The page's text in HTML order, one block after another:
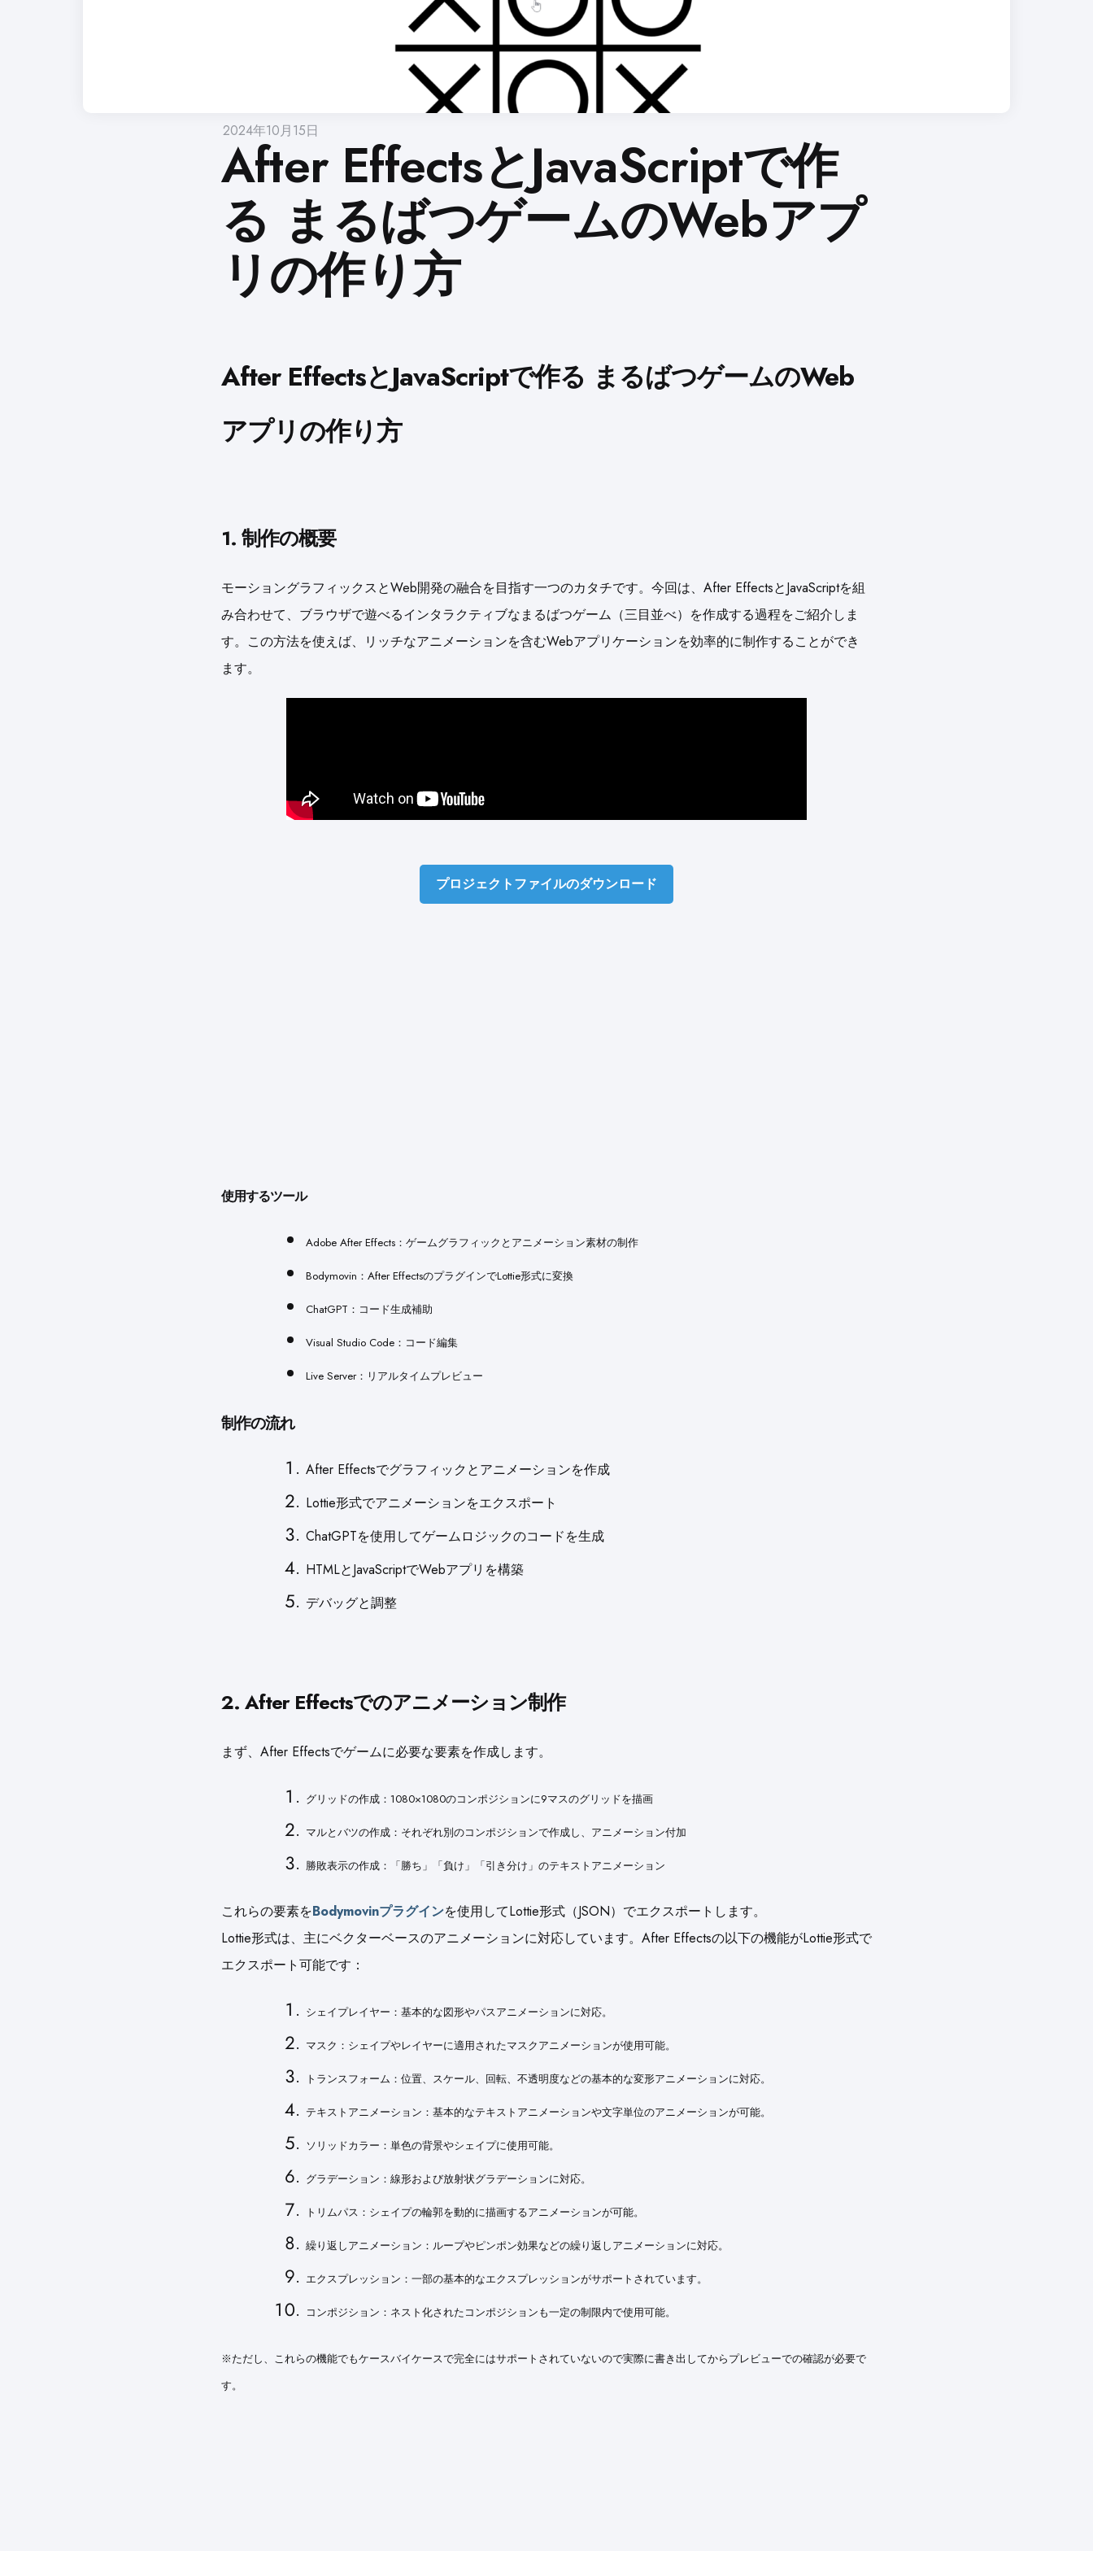
2024年10月15日
After EffectsとJavaScriptで作
る まるばつゲームのWebアプ
リの作り方
After EffectsとJavaScriptで作る まるばつゲームのWeb
アプリの作り方
1. 制作の概要
モーショングラフィックスとWeb開発の融合を目指す一つのカタチです。今回は、After EffectsとJavaScriptを組
み合わせて、ブラウザで遊べるインタラクティブなまるばつゲーム（三目並べ）を作成する過程をご紹介しま
す。この方法を使えば、リッチなアニメーションを含むWebアプリケーションを効率的に制作することができ
ます。
プロジェクトファイルのダウンロード
使用するツール
Adobe After Effects：ゲームグラフィックとアニメーション素材の制作
Bodymovin：After EffectsのプラグインでLottie形式に変換
ChatGPT：コード生成補助
Visual Studio Code：コード編集
Live Server：リアルタイムプレビュー
制作の流れ
After Effectsでグラフィックとアニメーションを作成
Lottie形式でアニメーションをエクスポート
ChatGPTを使用してゲームロジックのコードを生成
HTMLとJavaScriptでWebアプリを構築
デバッグと調整
2. After Effectsでのアニメーション制作
まず、After Effectsでゲームに必要な要素を作成します。
グリッドの作成：1080×1080のコンポジションに9マスのグリッドを描画
マルとバツの作成：それぞれ別のコンポジションで作成し、アニメーション付加
勝敗表示の作成：「勝ち」「負け」「引き分け」のテキストアニメーション
これらの要素をBodymovinプラグインを使用してLottie形式（JSON）でエクスポートします。
Lottie形式は、主にベクターベースのアニメーションに対応しています。After Effectsの以下の機能がLottie形式で
エクスポート可能です：
シェイプレイヤー：基本的な図形やパスアニメーションに対応。
マスク：シェイプやレイヤーに適用されたマスクアニメーションが使用可能。
トランスフォーム：位置、スケール、回転、不透明度などの基本的な変形アニメーションに対応。
テキストアニメーション：基本的なテキストアニメーションや文字単位のアニメーションが可能。
ソリッドカラー：単色の背景やシェイプに使用可能。
グラデーション：線形および放射状グラデーションに対応。
トリムパス：シェイプの輪郭を動的に描画するアニメーションが可能。
繰り返しアニメーション：ループやピンポン効果などの繰り返しアニメーションに対応。
エクスプレッション：一部の基本的なエクスプレッションがサポートされています。
コンポジション：ネスト化されたコンポジションも一定の制限内で使用可能。
※ただし、これらの機能でもケースバイケースで完全にはサポートされていないので実際に書き出してからプレビューでの確認が必要で
す。